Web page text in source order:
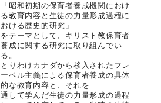
「昭和初期の保育者養成機関におけ
る教育内容と生徒の力量形成過程に
おける歴史的研究」
をテーマとして、キリスト教保育者
養成に関する研究に取り組んでい
る。
とりわけカナダから移入されたフレ
ーベル主義による保育者養成の具体
的な教育内容と、それを
通して学んだ生徒の力量形成の過程